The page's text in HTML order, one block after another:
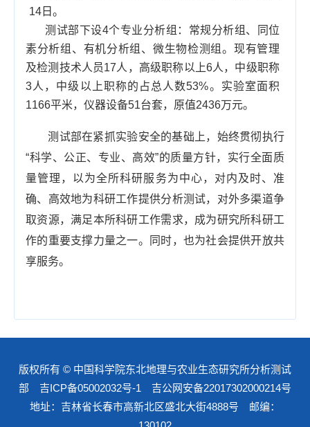
14日。
测试部下设4个专业分析组：常规分析组、同位
素分析组、有机分析组、微生物检测组。现有管理
及检测技术人员17人，高级职称以上6人，中级职称
3人，中级以上职称的占总人数53%。实验室面积
1166平米，仪器设备51台套，原值2436万元。
测试部在紧抓实验安全的基础上，始终贯彻执行
“科学、公正、专业、高效”的质量方针，实行全面质
量管理，以为全所科研服务为中心，对内及时、准
确、高效地为科研工作提供分析测试，对外多渠道争
取资源，满足本所科研工作需求，成为研究所科研工
作的重要支撑力量之一。同时，也为社会提供开放共
享服务。
版权所有 © 中国科学院东北地理与农业生态研究所分析测试
部 吉ICP备05002032号-1 吉公网安备22017302000214号
地址：吉林省长春市高新北区盛北大街4888号 邮编：